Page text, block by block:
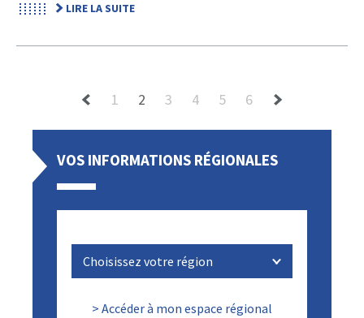
LIRE LA SUITE
1 2 3 4 5 6
VOS INFORMATIONS RÉGIONALES
> Accéder à mon espace régional